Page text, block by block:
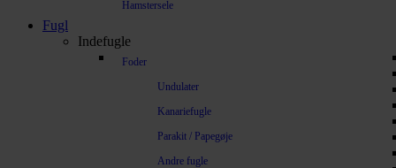
Hamstersele
Fugl
Indefugle
Foder
Undulater
Kanariefugle
Parakit / Papegøje
Andre fugle